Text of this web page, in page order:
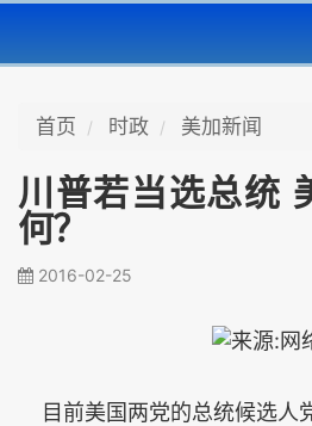
首页 时政 美加新闻
川普若当选总统
何？
2016-02-25
目前美国两党的总统候选人